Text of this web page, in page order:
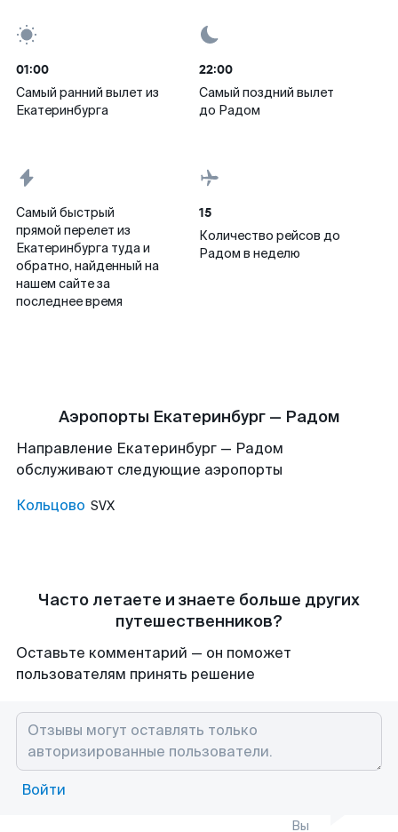
01:00
Самый ранний вылет из
Екатеринбурга
22:00
Самый поздний вылет
до Радом
Самый быстрый
прямой перелет из
Екатеринбурга туда и
обратно, найденный на
нашем сайте за
последнее время
15
Количество рейсов до
Радом в неделю
Аэропорты Екатеринбург — Радом
Направление Екатеринбург — Радом
обслуживают следующие аэропорты
Кольцово SVX
Часто летаете и знаете больше других
путешественников?
Оставьте комментарий — он поможет
пользователям принять решение
Войти
Вы